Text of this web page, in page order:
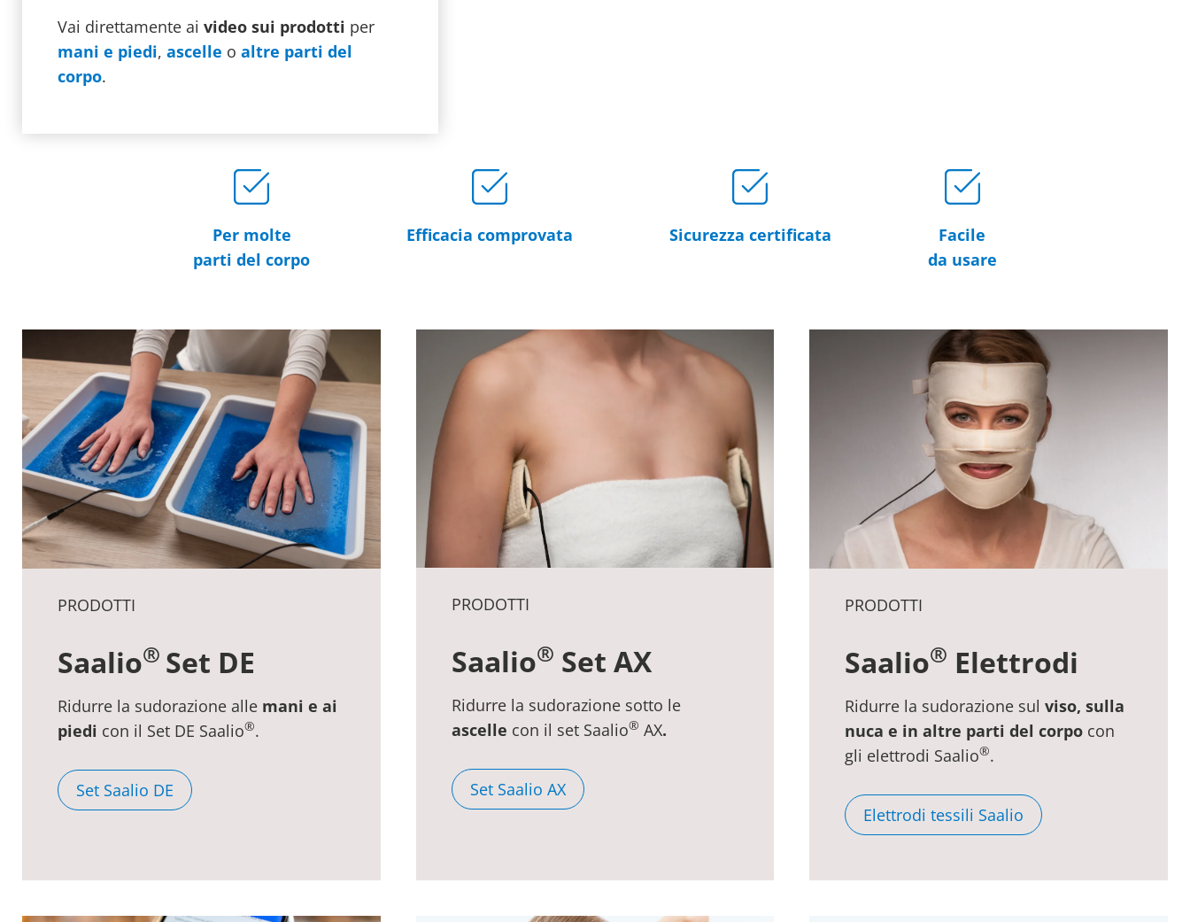
Vai direttamente ai video sui prodotti per
mani e piedi, ascelle o altre parti del
corpo.
Per molte
parti del corpo
Efficacia comprovata Sicurezza certificata
Facile
da usare
PRODOTTI
Saalio® Set DE
Ridurre la sudorazione alle mani e ai
piedi con il Set DE Saalio®.
Set Saalio DE
PRODOTTI
Saalio® Set AX
Ridurre la sudorazione sotto le
ascelle con il set Saalio® AX.
Set Saalio AX
PRODOTTI
Saalio® Elettrodi
Ridurre la sudorazione sulviso, sulla
nuca e in altre parti del corpo con
gli elettrodi Saalio®.
Elettrodi tessili Saalio